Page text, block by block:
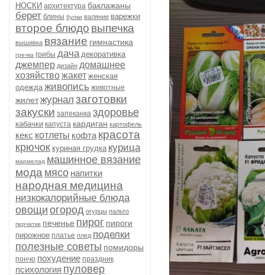
НОСКИ архитектура баклажаны
берет блины булки валяние варежки
второе блюдо выпечка
вышивка вязание гимнастика
гречка грибы дача декоративка
джемпер дизайн домашнее
хозяйствожакет женская
одежда живопись животные
жилетжурнал заготовки
закуски запеканка здоровье
кабачки капуста кардиган картофель
кекс котлеты кофта красота
крючок куриная грудка курица
мармелад машинное вязание
мода мясо напитки
народная медицина
низкокалорийные блюда
овощи огород огурцы пальто
перчатки печенье пирог пироги
пирожное платье плед поделки
полезные советы помидоры
пончо похудение праздник
психология пуловер